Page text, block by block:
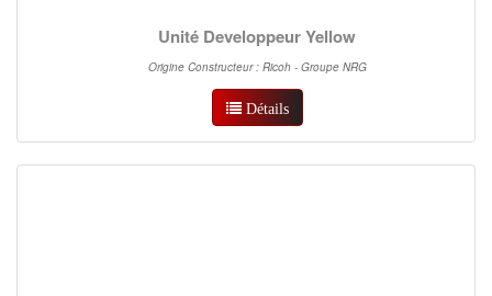
Unité Developpeur Yellow
Origine Constructeur : Ricoh - Groupe NRG
Détails